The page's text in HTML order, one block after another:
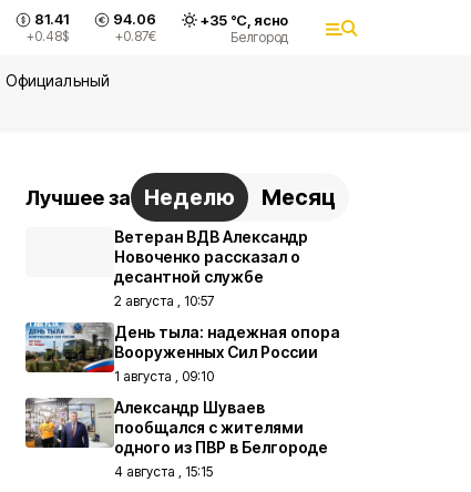
81.41
+0.48$
94.06
+0.87€
+35°С, ясно
Белгород
Официальный
Лучшее за Неделю Месяц
Ветеран ВДВ Александр
Новоченко рассказал о
десантной службе
2 августа , 10:57
День тыла: надежная опора
Вооруженных Сил России
1 августа , 09:10
Александр Шуваев
пообщался с жителями
одного из ПВР в Белгороде
4 августа , 15:15